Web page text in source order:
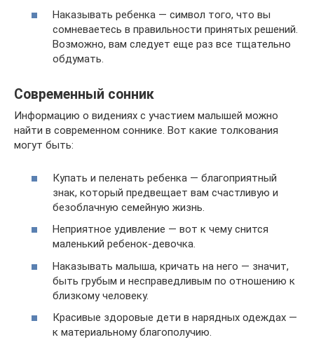
Наказывать ребенка — символ того, что вы
сомневаетесь в правильности принятых решений.
Возможно, вам следует еще раз все тщательно
обдумать.
Современный сонник
Информацию о видениях с участием малышей можно
найти в современном соннике. Вот какие толкования
могут быть:
Купать и пеленать ребенка — благоприятный
знак, который предвещает вам счастливую и
безоблачную семейную жизнь.
Неприятное удивление — вот к чему снится
маленький ребенок-девочка.
Наказывать малыша, кричать на него — значит,
быть грубым и несправедливым по отношению к
близкому человеку.
Красивые здоровые дети в нарядных одеждах —
к материальному благополучию.